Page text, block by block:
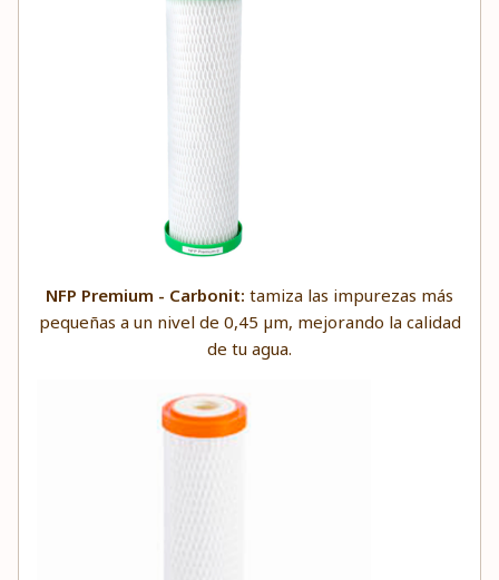
NFP Premium - Carbonit: tamiza las impurezas más
pequeñas a un nivel de 0,45 µm, mejorando la calidad
de tu agua.